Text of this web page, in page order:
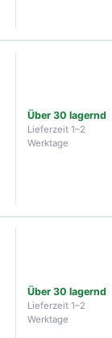
Über 30 lagernd
Lieferzeit 1–2
Werktage
Über 30 lagernd
Lieferzeit 1–2
Werktage